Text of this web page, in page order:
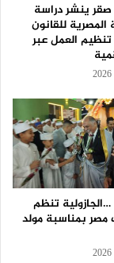
صقر ينشر دراسة
المصرية للقانون
العمل عبر
…الجازولية تنظم
بمناسبة مولد